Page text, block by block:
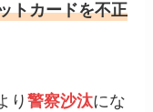
トカードを不正
り警察沙汰にな